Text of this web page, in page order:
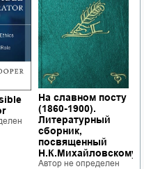
На славном посту
(1860-1900).
Литературный
сборник,
посвященный
Н.К.Михайловскому
Автор не определен